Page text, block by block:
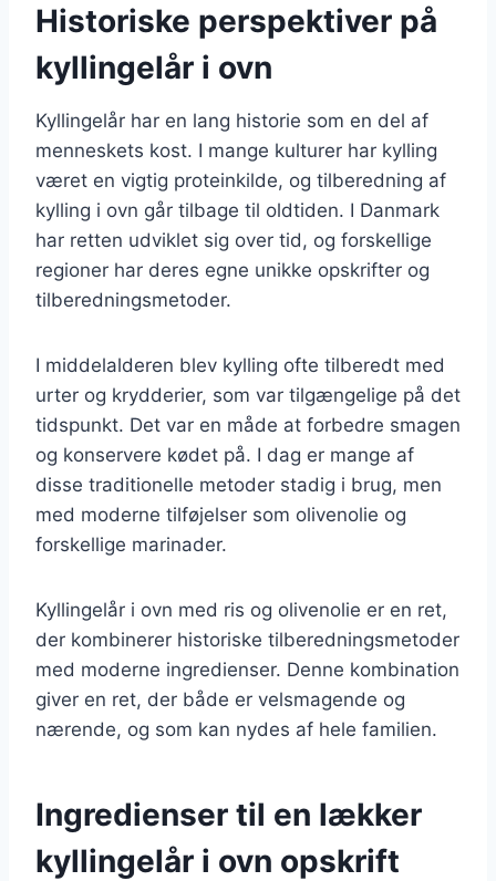
Historiske perspektiver på
kyllingelår i ovn
Kyllingelår har en lang historie som en del af
menneskets kost. I mange kulturer har kylling
været en vigtig proteinkilde, og tilberedning af
kylling i ovn går tilbage til oldtiden. I Danmark
har retten udviklet sig over tid, og forskellige
regioner har deres egne unikke opskrifter og
tilberedningsmetoder.
I middelalderen blev kylling ofte tilberedt med
urter og krydderier, som var tilgængelige på det
tidspunkt. Det var en måde at forbedre smagen
og konservere kødet på. I dag er mange af
disse traditionelle metoder stadig i brug, men
med moderne tilføjelser som olivenolie og
forskellige marinader.
Kyllingelår i ovn med ris og olivenolie er en ret,
der kombinerer historiske tilberedningsmetoder
med moderne ingredienser. Denne kombination
giver en ret, der både er velsmagende og
nærende, og som kan nydes af hele familien.
Ingredienser til en lækker
kyllingelår i ovn opskrift